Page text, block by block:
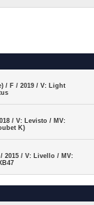
/ F / 2019 / V: Light
/ V: Levisto / MV:
K)
2015 / V: Livello / MV: